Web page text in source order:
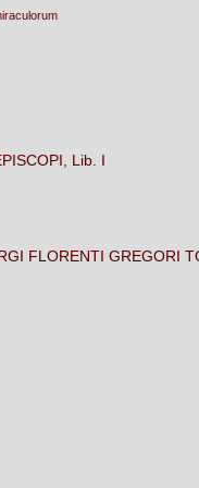
Lib. I
FLORENTI GREGORI